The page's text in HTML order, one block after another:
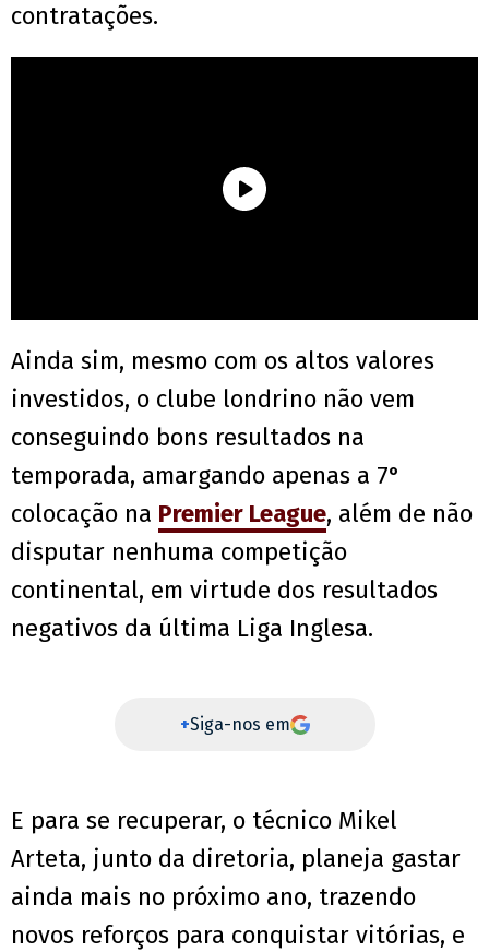
contratações.
Ainda sim, mesmo com os altos valores
investidos, o clube londrino não vem
conseguindo bons resultados na
temporada, amargando apenas a 7°
colocação na Premier League, além de não
disputar nenhuma competição
continental, em virtude dos resultados
negativos da última Liga Inglesa.
+Siga-nos em
E para se recuperar, o técnico Mikel
Arteta, junto da diretoria, planeja gastar
ainda mais no próximo ano, trazendo
novos reforços para conquistar vitórias, e